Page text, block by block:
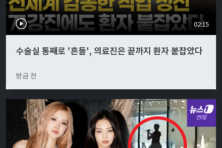
02:15
수술실 통째로 '흔들', 의료진은 끝까지 환자 붙잡았다
방금 전